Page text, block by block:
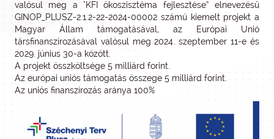
valósul meg a "KFI ökoszisztéma fejlesztése” elnevezésű
GINOP_PLUSZ-2.1.2-22-2024-00002 számú kiemelt projekt a
Magyar Állam támogatásával, az Európai Unió
társfinanszírozásával valósul meg 2024. szeptember 11-e és
2029. június 30-a között.
A projekt összköltsége 5 milliárd forint.
Az európai uniós támogatás összege 5 milliárd forint.
Az uniós finanszírozás aránya 100%